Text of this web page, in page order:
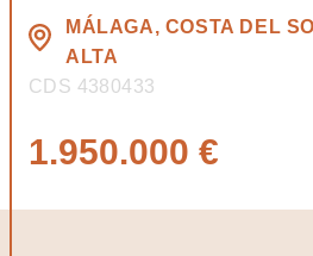
MÁLAGA, COSTA DEL
ALTA
CDS 4380433
1.950.000 €